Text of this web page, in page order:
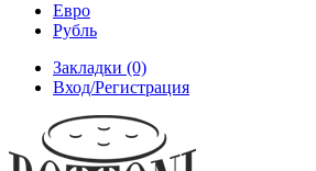
Евро
Рубль
Закладки (0)
Вход/Регистрация